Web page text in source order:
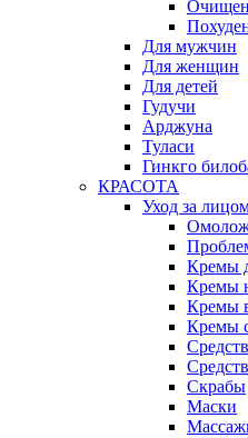
Для мужчин
Для женщин
Для детей
Гудучи
Арджуна
Туласи
Гинкго
КРАСОТА
Уход за
Кремы
Кремы
Кремы
Кремы
Скрабы
Маски